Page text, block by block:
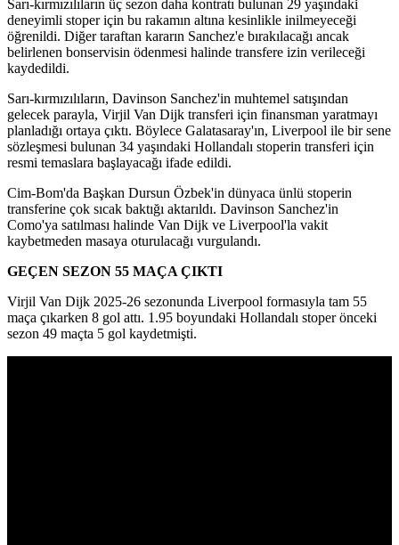
Sarı-kırmızılıların üç sezon daha kontratı bulunan 29 yaşındaki
deneyimli stoper için bu rakamın altına kesinlikle inilmeyeceği
öğrenildi. Diğer taraftan kararın Sanchez'e bırakılacağı ancak
belirlenen bonservisin ödenmesi halinde transfere izin verileceği
kaydedildi.
Sarı-kırmızılıların, Davinson Sanchez'in muhtemel satışından
gelecek parayla, Virjil Van Dijk transferi için finansman yaratmayı
planladığı ortaya çıktı. Böylece Galatasaray'ın, Liverpool ile bir sene
sözleşmesi bulunan 34 yaşındaki Hollandalı stoperin transferi için
resmi temaslara başlayacağı ifade edildi.
Cim-Bom'da Başkan Dursun Özbek'in dünyaca ünlü stoperin
transferine çok sıcak baktığı aktarıldı. Davinson Sanchez'in
Como'ya satılması halinde Van Dijk ve Liverpool'la vakit
kaybetmeden masaya oturulacağı vurgulandı.
GEÇEN SEZON 55 MAÇA ÇIKTI
Virjil Van Dijk 2025-26 sezonunda Liverpool formasıyla tam 55
maça çıkarken 8 gol attı. 1.95 boyundaki Hollandalı stoper önceki
sezon 49 maçta 5 gol kaydetmişti.